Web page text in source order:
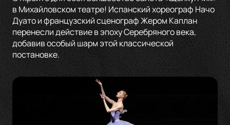
в Михайловском театре! Испанский хореограф Начо
Дуато и французский сценограф Жером Каплан
перенесли действие в эпоху Серебряного века,
добавив особый шарм этой классической
постановке.